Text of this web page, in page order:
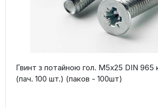
Гвинт з потайною гол. М5х25 DIN 965
(пач. 100 шт.) (паков - 100шт)